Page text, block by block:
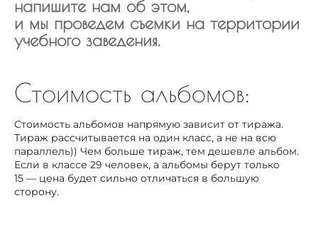
напишите нам об этом,
и мы проведем съемки на территории
учебного заведения.
Стоимость альбомов:
Стоимость альбомов напрямую зависит от тиража.
Тираж рассчитывается на один класс, а не на всю
параллель)) Чем больше тираж, тем дешевле альбом.
Если в классе 29 человек, а альбомы берут только
15 — цена будет сильно отличаться в большую
сторону.